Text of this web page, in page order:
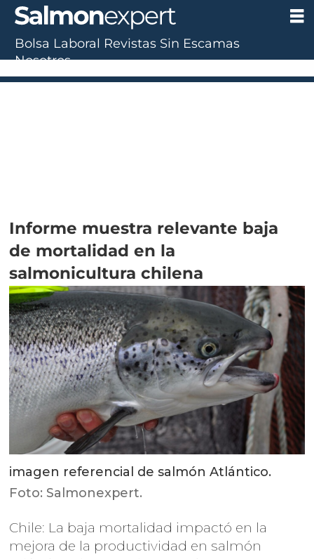
Informe muestra relevante baja
de mortalidad en la
salmonicultura chilena
imagen referencial de salmón Atlántico.
Foto: Salmonexpert.
Chile: La baja mortalidad impactó en la
mejora de la productividad en salmón
Bolsa Laboral Revistas Sin Escamas
Nosotros